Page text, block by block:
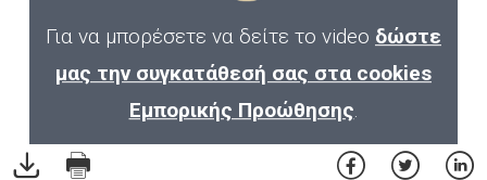
Για να μπορέσετε να δείτε το video δώστε
μας την συγκατάθεσή σας στα cookies
Εμπορικής Προώθησης.